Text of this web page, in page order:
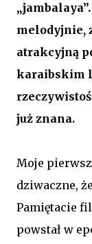
melodyjnie,
atrakcyjną
karaibskim
już znana.
Moje
dziwaczne,
Pamiętacie
powstał w